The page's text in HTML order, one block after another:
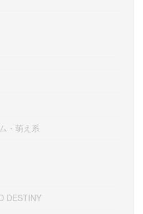
・萌え系
DESTINY